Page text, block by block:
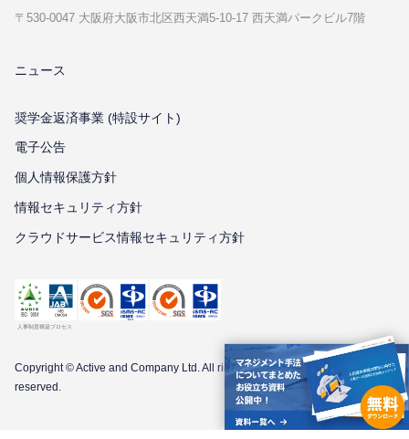
〒530-0047 ⼤阪府⼤阪市北区⻄天満5-10-17 ⻄天満パークビル7階
ニュース
奨学金返済事業 (特設サイト)
電子公告
個⼈情報保護⽅針
情報セキュリティ⽅針
クラウドサービス情報セキュリティ方針
Copyright © Active and Company Ltd. All rights
reserved.